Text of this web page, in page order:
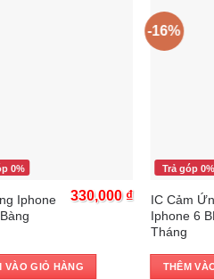
0%
Iphone
330,000 ₫
VÀO GIỎ HÀNG
-16%
Trả góp 0%
IC Cảm
Iphone 6
Tháng
THÊM